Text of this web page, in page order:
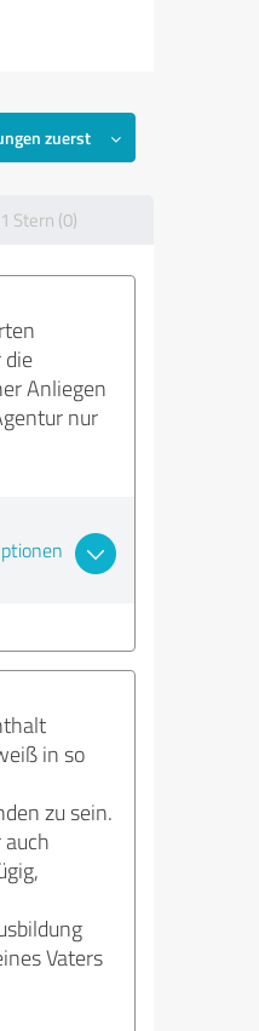
zuerst
1 Stern (0)
Anliegen
nur
in so
zu sein.
Vaters